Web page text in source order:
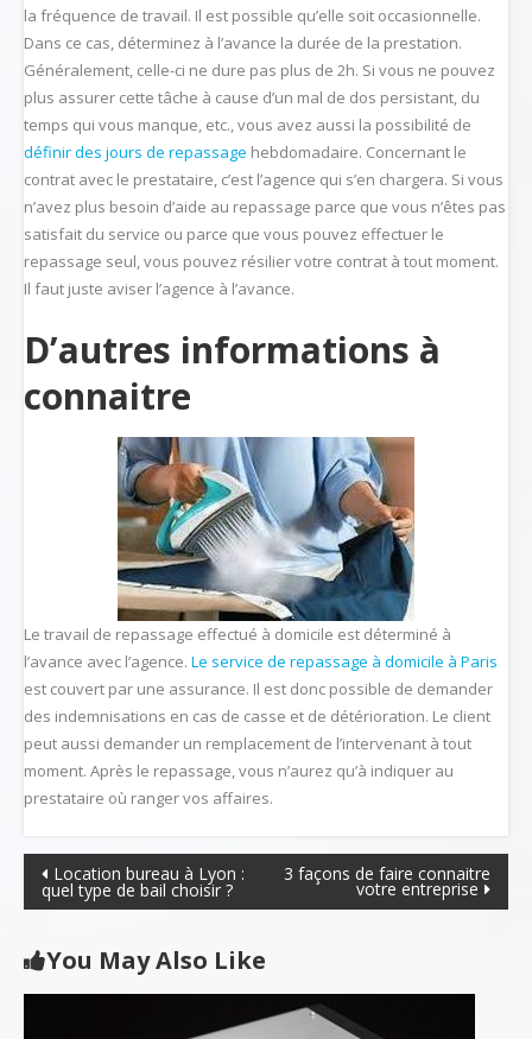
la fréquence de travail. Il est possible qu’elle soit occasionnelle.
Dans ce cas, déterminez à l’avance la durée de la prestation.
Généralement, celle-ci ne dure pas plus de 2h. Si vous ne pouvez
plus assurer cette tâche à cause d’un mal de dos persistant, du
temps qui vous manque, etc., vous avez aussi la possibilité de
définir des jours de repassage hebdomadaire. Concernant le
contrat avec le prestataire, c’est l’agence qui s’en chargera. Si vous
n’avez plus besoin d’aide au repassage parce que vous n’êtes pas
satisfait du service ou parce que vous pouvez effectuer le
repassage seul, vous pouvez résilier votre contrat à tout moment.
Il faut juste aviser l’agence à l’avance.
D’autres informations à
connaitre
Le travail de repassage effectué à domicile est déterminé à
l’avance avec l’agence. Le service de repassage à domicile à Paris
est couvert par une assurance. Il est donc possible de demander
des indemnisations en cas de casse et de détérioration. Le client
peut aussi demander un remplacement de l’intervenant à tout
moment. Après le repassage, vous n’aurez qu’à indiquer au
prestataire où ranger vos affaires.
Navigation
de
l’article
Location bureau à Lyon :
quel type de bail choisir ?
3 façons de faire connaitre
votre entreprise
You May Also Like